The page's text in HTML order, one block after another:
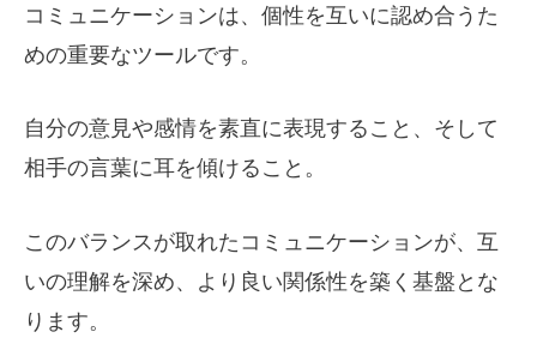
コミュニケーションは、個性を互いに認め合うた
めの重要なツールです。
自分の意見や感情を素直に表現すること、そして
相手の言葉に耳を傾けること。
このバランスが取れたコミュニケーションが、互
いの理解を深め、より良い関係性を築く基盤とな
ります。